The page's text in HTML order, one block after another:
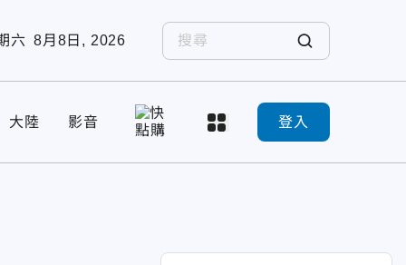
六 8月8日, 2026
大陸 影音 登入